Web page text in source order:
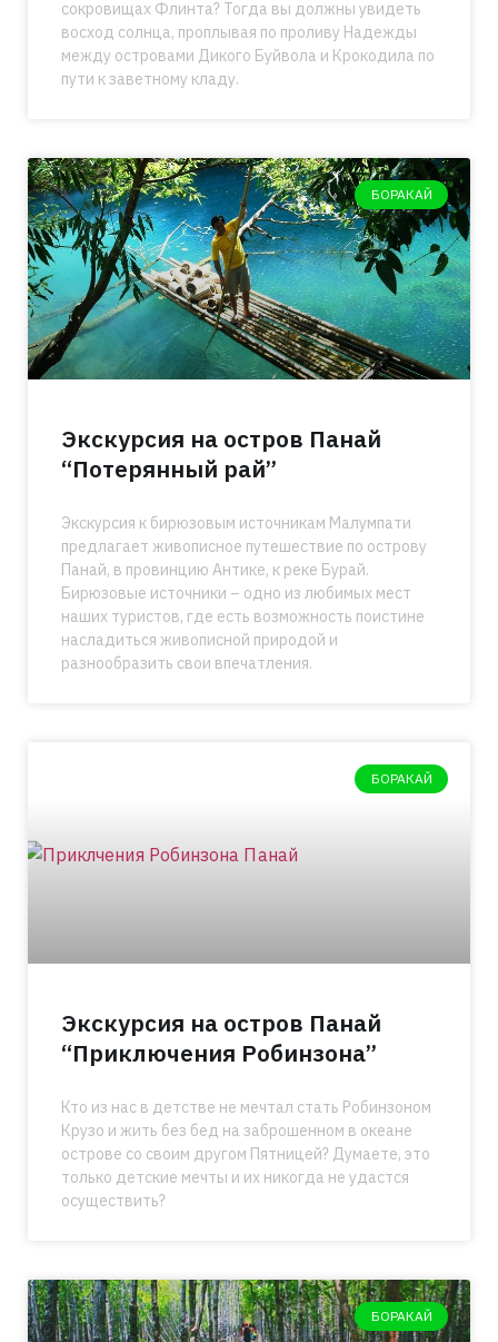
сокровищах Флинта? Тогда вы должны увидеть
восход солнца, проплывая по проливу Надежды
между островами Дикого Буйвола и Крокодила по
пути к заветному кладу.
БОРАКАЙ
Экскурсия на остров Панай
“Потерянный рай”
Экскурсия к бирюзовым источникам Малумпати
предлагает живописное путешествие по острову
Панай, в провинцию Антике, к реке Бурай.
Бирюзовые источники – одно из любимых мест
наших туристов, где есть возможность поистине
насладиться живописной природой и
разнообразить свои впечатления.
БОРАКАЙ
Экскурсия на остров Панай
“Приключения Робинзона”
Кто из нас в детстве не мечтал стать Робинзоном
Крузо и жить без бед на заброшенном в океане
острове со своим другом Пятницей? Думаете, это
только детские мечты и их никогда не удастся
осуществить?
БОРАКАЙ